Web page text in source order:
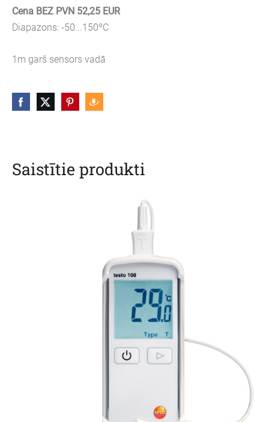
Cena BEZ PVN 52,25 EUR
Diapazons: -50...150ºC
1m garš sensors vadā
Saistītie produkti